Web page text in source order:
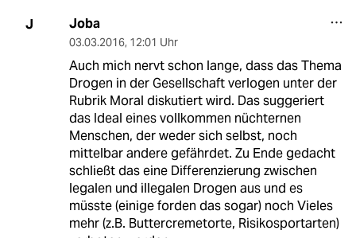
J Joba
03.03.2016, 12:01 Uhr
Auch mich nervt schon lange, dass das Thema
Drogen in der Gesellschaft verlogen unter der
Rubrik Moral diskutiert wird. Das suggeriert
das Ideal eines vollkommen nüchternen
Menschen, der weder sich selbst, noch
mittelbar andere gefährdet. Zu Ende gedacht
schließt das eine Differenzierung zwischen
legalen und illegalen Drogen aus und es
müsste (einige forden das sogar) noch Vieles
mehr (z.B. Buttercremetorte, Risikosportarten)